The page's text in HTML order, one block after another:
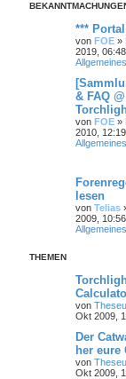
***
von FOE »
2019, 06:48
Allgemeines
& FAQ @
von FOE »
2010, 12:19
Allgemeines
lesen
von Telias
2009, 10:56
Allgemeines
THEMEN
von
Okt 2009,
Der
her eure
von
Okt 2009,